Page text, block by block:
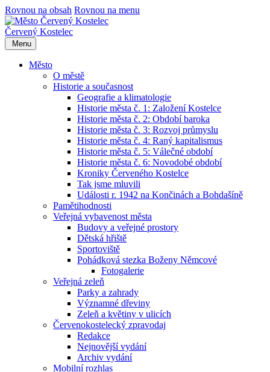
Rovnou na obsah Rovnou na menu
Červený Kostelec
Menu
Město
O městě
Historie a současnost
Geografie a klimatologie
Historie města č. 1: Založení Kostelce
Historie města č. 2: Období baroka
Historie města č. 3: Rozvoj průmyslu
Historie města č. 4: Raný kapitalismus
Historie města č. 5: Válečné období
Historie města č. 6: Novodobé období
Kroniky Červeného Kostelce
Tak jsme mluvili
Události r. 1942 na Končinách a Bohdašíně
Pamětihodnosti
Veřejná vybavenost města
Budovy a veřejné prostory
Dětská hřiště
Sportoviště
Pohádková stezka Boženy Němcové
Fotogalerie
Veřejná zeleň
Parky a zahrady
Významné dřeviny
Zeleň a květiny v ulicích
Červenokostelecký zpravodaj
Redakce
Nejnovější vydání
Archiv vydání
Mobilní rozhlas